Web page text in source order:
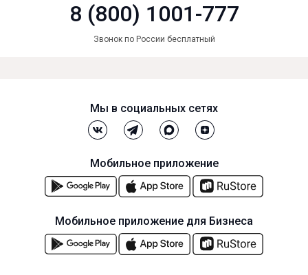
8 (800) 1001-777
Звонок по России бесплатный
Мы в социальных сетях
Мобильное приложение
Мобильное приложение для Бизнеса